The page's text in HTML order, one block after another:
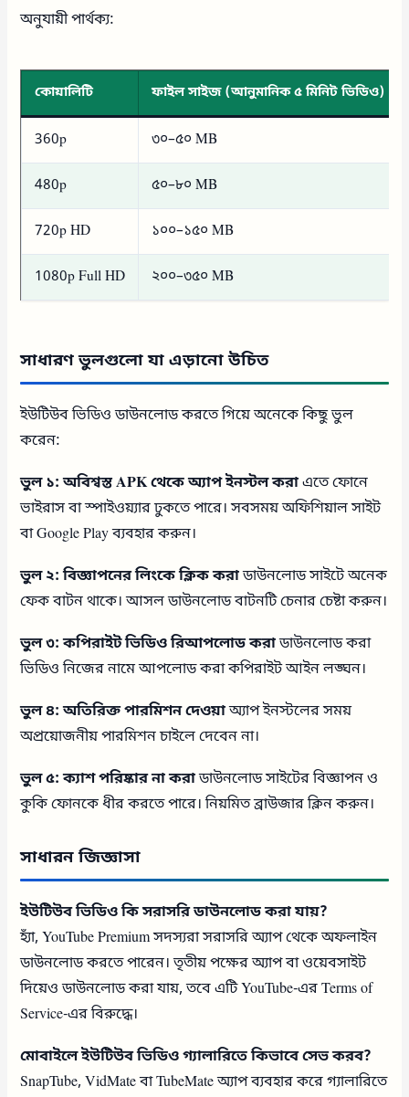
অনুযায়ী পার্থক্য:
কোয়ালিটি ফাইল সাইজ (আনুমানিক ৫ মিনিট ভিডিও)
360p ৩০–৫০ MB
480p ৫০–৮০ MB
720p HD ১০০–১৫০ MB
1080p Full HD ২০০–৩৫০ MB
সাধারণ ভুলগুলো যা এড়ানো উচিত
ইউটিউব ভিডিও ডাউনলোড করতে গিয়ে অনেকে কিছু ভুল
করেন:
ভুল ১: অবিশ্বস্ত APK থেকে অ্যাপ ইনস্টল করাএতে ফোনে
ভাইরাস বা স্পাইওয়্যার ঢুকতে পারে। সবসময় অফিশিয়াল সাইট
বা Google Play ব্যবহার করুন।
ভুল ২: বিজ্ঞাপনের লিংকে ক্লিক করাডাউনলোড সাইটে অনেক
ফেক বাটন থাকে। আসল ডাউনলোড বাটনটি চেনার চেষ্টা করুন।
ভুল ৩: কপিরাইট ভিডিও রিআপলোড করাডাউনলোড করা
ভিডিও নিজের নামে আপলোড করা কপিরাইট আইন লঙ্ঘন।
ভুল ৪: অতিরিক্ত পারমিশন দেওয়াঅ্যাপ ইনস্টলের সময়
অপ্রয়োজনীয় পারমিশন চাইলে দেবেন না।
ভুল ৫: ক্যাশ পরিষ্কার না করাডাউনলোড সাইটের বিজ্ঞাপন ও
কুকি ফোনকে ধীর করতে পারে। নিয়মিত ব্রাউজার ক্লিন করুন।
সাধারন জিজ্ঞাসা
ইউটিউব ভিডিও কি সরাসরি ডাউনলোড করা যায়?
হ্যাঁ, YouTube Premium সদস্যরা সরাসরি অ্যাপ থেকে অফলাইন
ডাউনলোড করতে পারেন। তৃতীয় পক্ষের অ্যাপ বা ওয়েবসাইট
দিয়েও ডাউনলোড করা যায়, তবে এটি YouTube-এর Terms of
Service-এর বিরুদ্ধে।
মোবাইলে ইউটিউব ভিডিও গ্যালারিতে কিভাবে সেভ করব?
SnapTube, VidMate বা TubeMate অ্যাপ ব্যবহার করে গ্যালারিতে